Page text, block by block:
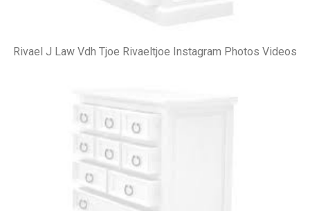
Rivael J Law Vdh Tjoe Rivaeltjoe Instagram Photos Videos